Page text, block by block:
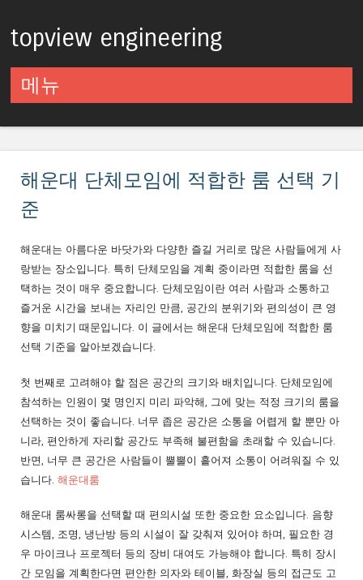
topview engineering
메뉴
해운대 단체모임에 적합한 룸 선택 기
준
해운대는 아름다운 바닷가와 다양한 즐길 거리로 많은 사람들에게 사
랑받는 장소입니다. 특히 단체모임을 계획 중이라면 적합한 룸을 선
택하는 것이 매우 중요합니다. 단체모임이란 여러 사람과 소통하고
즐거운 시간을 보내는 자리인 만큼, 공간의 분위기와 편의성이 큰 영
향을 미치기 때문입니다. 이 글에서는 해운대 단체모임에 적합한 룸
선택 기준을 알아보겠습니다.
첫 번째로 고려해야 할 점은 공간의 크기와 배치입니다. 단체모임에
참석하는 인원이 몇 명인지 미리 파악해, 그에 맞는 적정 크기의 룸을
선택하는 것이 좋습니다. 너무 좁은 공간은 소통을 어렵게 할 뿐만 아
니라, 편안하게 자리할 공간도 부족해 불편함을 초래할 수 있습니다.
반면, 너무 큰 공간은 사람들이 뿔뿔이 흩어져 소통이 어려워질 수 있
습니다. 해운대룸
해운대 룸싸롱을 선택할 때 편의시설 또한 중요한 요소입니다. 음향
시스템, 조명, 냉난방 등의 시설이 잘 갖춰져 있어야 하며, 필요한 경
우 마이크나 프로젝터 등의 장비 대여도 가능해야 합니다. 특히 장시
간 모임을 계획한다면 편안한 의자와 테이블, 화장실 등의 접근도 고